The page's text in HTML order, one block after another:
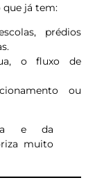
que já tem:
prédios
o fluxo de
ou
e da
muito